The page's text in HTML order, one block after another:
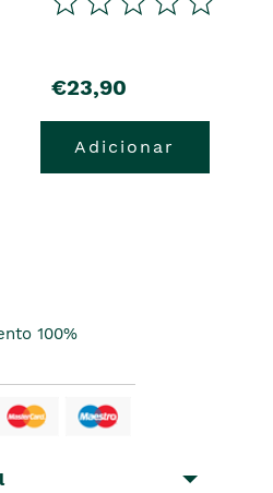
€23,90
Adicionar
100%